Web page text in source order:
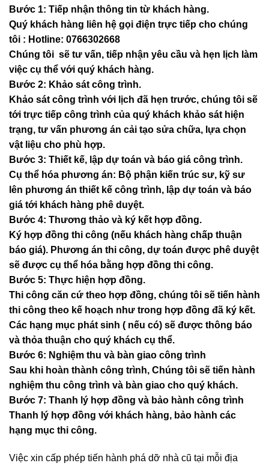
Bước 1: Tiếp nhận thông tin từ khách hàng.
Quý khách hàng liên hệ gọi điện trực tiếp cho chúng
tôi : Hotline: 0766302668
Chúng tôi sẽ tư vấn, tiếp nhận yêu cầu và hẹn lịch làm
việc cụ thể với quý khách hàng.
Bước 2: Khảo sát công trình.
Khảo sát công trình với lịch đã hẹn trước, chúng tôi sẽ
tới trực tiếp công trình của quý khách khảo sát hiện
trạng, tư vấn phương án cải tạo sửa chữa, lựa chọn
vật liệu cho phù hợp.
Bước 3: Thiết kế, lập dự toán và báo giá công trình.
Cụ thể hóa phương án: Bộ phận kiến trúc sư, kỹ sư
lên phương án thiết kế công trình, lập dự toán và báo
giá tới khách hàng phê duyệt.
Bước 4: Thương thảo và ký kết hợp đồng.
Ký hợp đồng thi công (nếu khách hàng chấp thuận
báo giá). Phương án thi công, dự toán được phê duyệt
sẽ được cụ thể hóa bằng hợp đồng thi công.
Bước 5: Thực hiện hợp đồng.
Thi công căn cứ theo hợp đồng, chúng tôi sẽ tiến hành
thi công theo kế hoạch như trong hợp đồng đã ký kết.
Các hạng mục phát sinh ( nếu có) sẽ được thông báo
và thỏa thuận cho quý khách cụ thể.
Bước 6: Nghiệm thu và bàn giao công trình
Sau khi hoàn thành công trình, Chúng tôi sẽ tiến hành
nghiệm thu công trình và bàn giao cho quý khách.
Bước 7: Thanh lý hợp đồng và bảo hành công trình
Thanh lý hợp đồng với khách hàng, bảo hành các
hạng mục thi công.
Việc xin cấp phép tiến hành phá dỡ nhà cũ tại mỗi địa